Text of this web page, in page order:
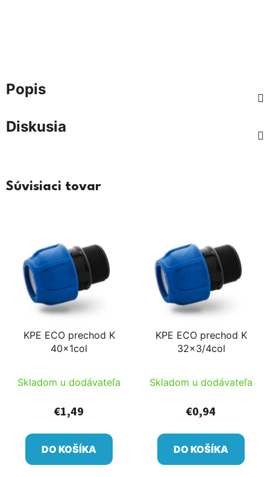
Popis
Diskusia
Súvisiaci tovar
KPE ECO prechod K
40x1col
Skladom u dodávateľa
€1,49
DO KOŠÍKA
KPE ECO prechod K
32x3/4col
Skladom u dodávateľa
€0,94
DO KOŠÍKA